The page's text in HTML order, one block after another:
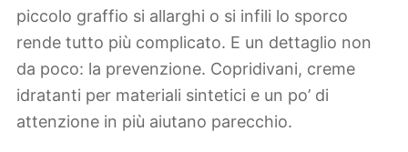
piccolo graffio si allarghi o si infili lo sporco
rende tutto più complicato. E un dettaglio non
da poco: la prevenzione. Copridivani, creme
idratanti per materiali sintetici e un po’ di
attenzione in più aiutano parecchio.